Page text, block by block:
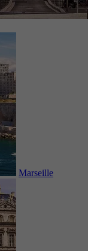
Marseille